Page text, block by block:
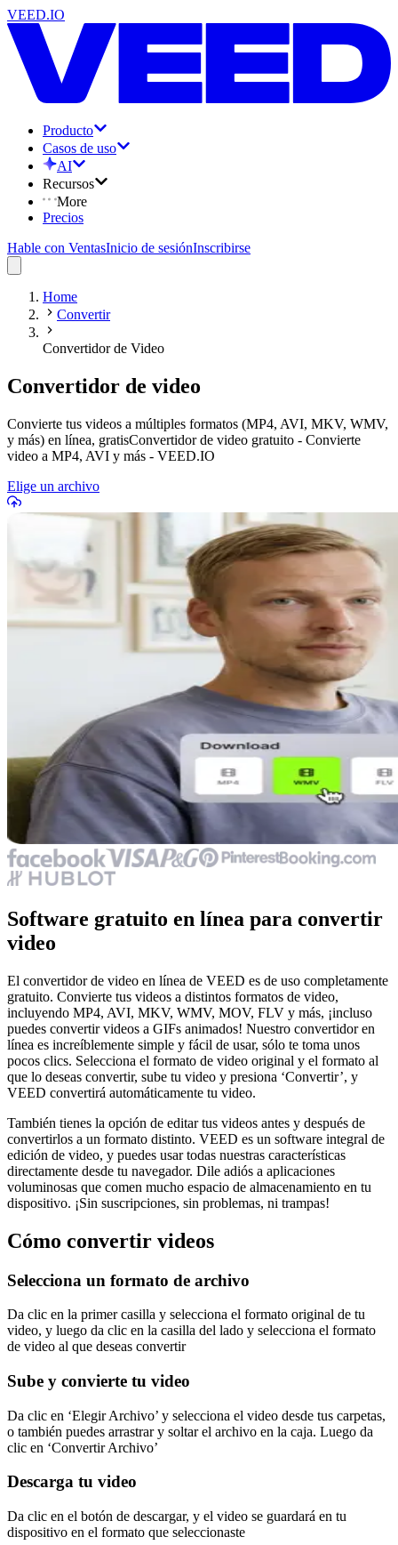
VEED.IO
Producto
Casos de uso
AI
Recursos
More
Precios
Hable con VentasInicio de sesiónInscribirse
Home
Convertir
Convertidor de Video
Convertidor de video
Convierte tus videos a múltiples formatos (MP4, AVI, MKV, WMV,
y más) en línea, gratisConvertidor de video gratuito - Convierte
video a MP4, AVI y más - VEED.IO
Elige un archivo
Software gratuito en línea para convertir
video
El convertidor de video en línea de VEED es de uso completamente
gratuito. Convierte tus videos a distintos formatos de video,
incluyendo MP4, AVI, MKV, WMV, MOV, FLV y más, ¡incluso
puedes convertir videos a GIFs animados! Nuestro convertidor en
línea es increíblemente simple y fácil de usar, sólo te toma unos
pocos clics. Selecciona el formato de video original y el formato al
que lo deseas convertir, sube tu video y presiona ‘Convertir’, y
VEED convertirá automáticamente tu video.
También tienes la opción de editar tus videos antes y después de
convertirlos a un formato distinto. VEED es un software integral de
edición de video, y puedes usar todas nuestras características
directamente desde tu navegador. Dile adiós a aplicaciones
voluminosas que comen mucho espacio de almacenamiento en tu
dispositivo. ¡Sin suscripciones, sin problemas, ni trampas!
Cómo convertir videos
Selecciona un formato de archivo
Da clic en la primer casilla y selecciona el formato original de tu
video, y luego da clic en la casilla del lado y selecciona el formato
de video al que deseas convertir
Sube y convierte tu video
Da clic en ‘Elegir Archivo’ y selecciona el video desde tus carpetas,
o también puedes arrastrar y soltar el archivo en la caja. Luego da
clic en ‘Convertir Archivo’
Descarga tu video
Da clic en el botón de descargar, y el video se guardará en tu
dispositivo en el formato que seleccionaste